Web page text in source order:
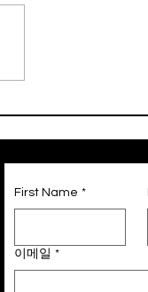
크 이야기
First Name *
이메일 *